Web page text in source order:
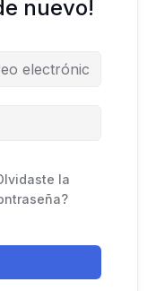
nuevo!
la